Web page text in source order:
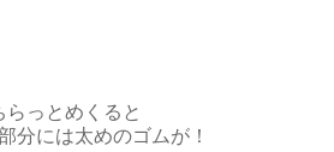
らっとめくると
分には太めのゴムが！